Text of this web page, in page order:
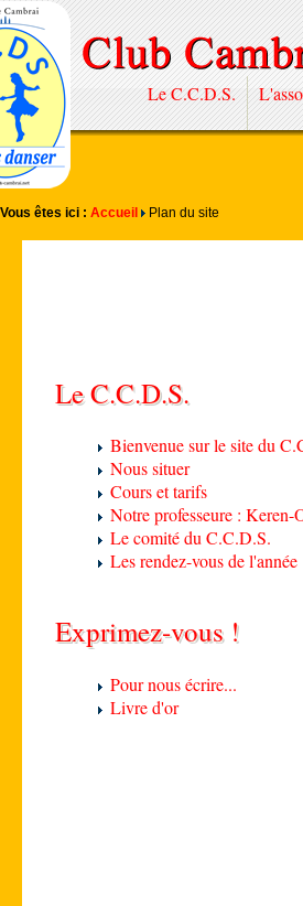
Le C.C.D.S.
Vous êtes ici : Accueil Plan du site
Le C.C.D.S.
Bienvenue sur le site du
Nous situer
Cours et tarifs
Notre professeure :
Le comité du C.C.D.S.
Les rendez-vous de l'année
Exprimez-vous !
Pour nous écrire...
Livre d'or